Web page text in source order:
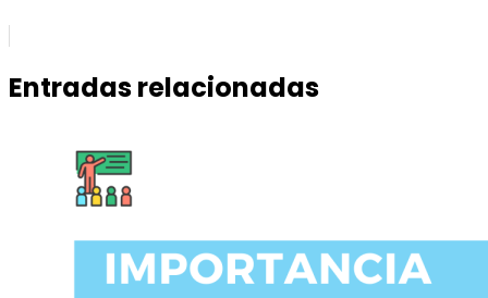
Entradas relacionadas